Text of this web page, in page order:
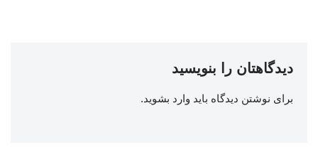
دیدگاهتان را بنویسید
برای نوشتن دیدگاه باید وارد بشوید.